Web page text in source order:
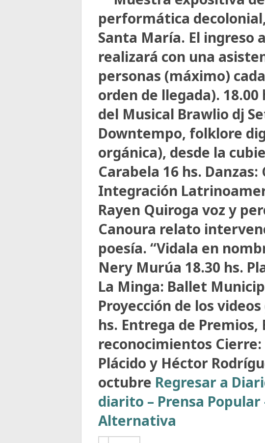
performática
Santa María. El ingreso
realizará con una
personas (máximo)
orden de llegada).
del Musical Brawlio dj
Downtempo, folklore
orgánica), desde la
Carabela 16 hs.
Integración
Rayen Quiroga voz y
Canoura relato
poesía. “Vidala en
Nery Murúa 18.30 hs.
La Minga: Ballet
Proyección de los
hs. Entrega de
reconocimientos Cierre:
Plácido y Héctor
octubre Regresar a
diarito – Prensa Popular
Alternativa